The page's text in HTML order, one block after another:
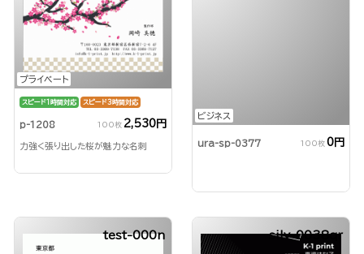
プライベート
スピード1時間対応 スピード3時間対応
p-1208 100枚 2,530円
力強く張り出した桜が魅力な名刺
ビジネス
ura-sp-0377 100枚 0円
test-000n silv-0038qr